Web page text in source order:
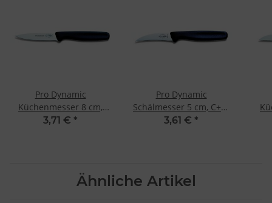
Pro Dynamic
Küchenmesser 8 cm,
C+C-Skin von F. Dick
3,71 € *
Pro Dynamic
Schälmesser 5 cm, C+C-
Skin von F. Dick
3,61 € *
Ähnliche Artikel